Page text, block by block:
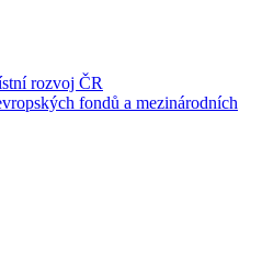
rozvoj ČR
fondů a mezinárodních